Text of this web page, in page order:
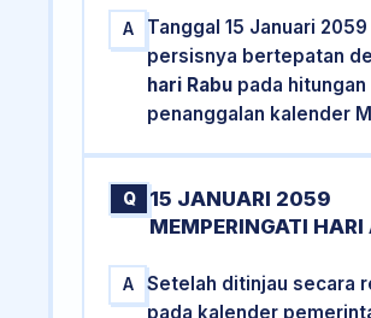
A
Tanggal 15 Januari 2059
persisnya bertepatan
hari Rabu pada hitungan
penanggalan kalender
Q
15 JANUARI 2059
MEMPERINGATI HARI
A
Setelah ditinjau secara
pada kalender